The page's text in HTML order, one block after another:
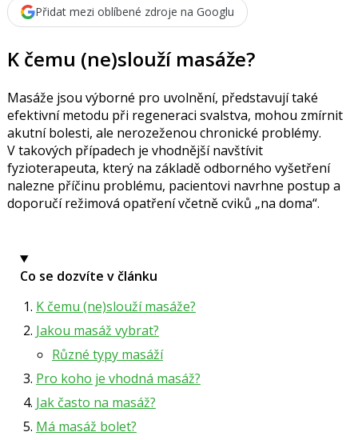
Přidat mezi oblíbené zdroje na Googlu
K čemu (ne)slouží masáže?
Masáže jsou výborné pro uvolnění, představují také
efektivní metodu při regeneraci svalstva, mohou zmírnit
akutní bolesti, ale nerozeženou chronické problémy.
V takových případech je vhodnější navštívit
fyzioterapeuta, který na základě odborného vyšetření
nalezne příčinu problému, pacientovi navrhne postup a
doporučí režimová opatření včetně cviků „na doma“.
Co se dozvíte v článku
K čemu (ne)slouží masáže?
Jakou masáž vybrat?
Různé typy masáží
Pro koho je vhodná masáž?
Jak často na masáž?
Má masáž bolet?